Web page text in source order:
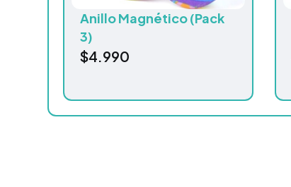
Anillo Magnético (Pack
3)
$4.990